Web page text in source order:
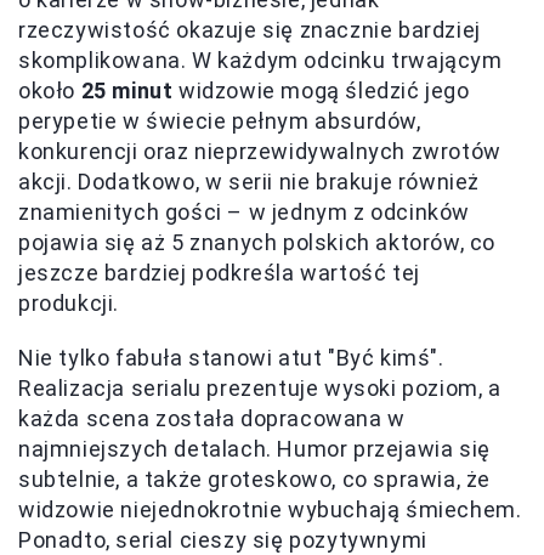
rzeczywistość okazuje się znacznie bardziej
skomplikowana. W każdym odcinku trwającym
około 25 minut widzowie mogą śledzić jego
perypetie w świecie pełnym absurdów,
konkurencji oraz nieprzewidywalnych zwrotów
akcji. Dodatkowo, w serii nie brakuje również
znamienitych gości – w jednym z odcinków
pojawia się aż 5 znanych polskich aktorów, co
jeszcze bardziej podkreśla wartość tej
produkcji.
Nie tylko fabuła stanowi atut "Być kimś".
Realizacja serialu prezentuje wysoki poziom, a
każda scena została dopracowana w
najmniejszych detalach. Humor przejawia się
subtelnie, a także groteskowo, co sprawia, że
widzowie niejednokrotnie wybuchają śmiechem.
Ponadto, serial cieszy się pozytywnymi